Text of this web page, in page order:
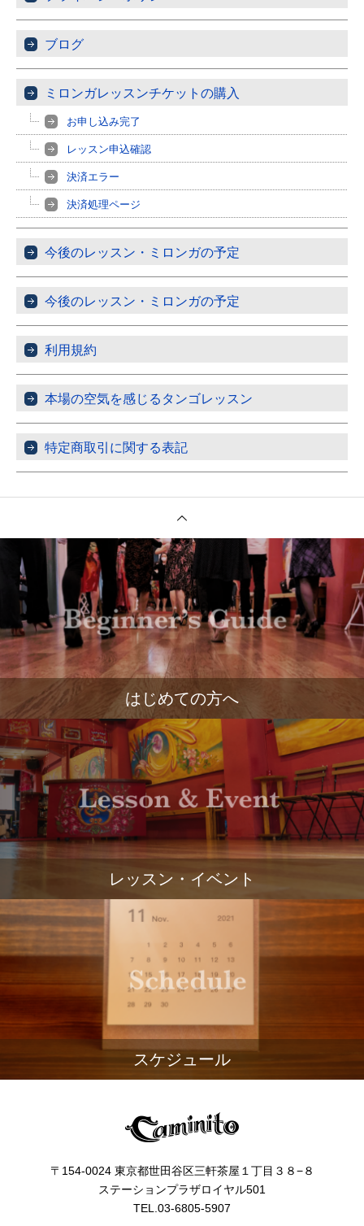
ブログ
ミロンガレッスンチケットの購入
お申し込み完了
レッスン申込確認
決済エラー
決済処理ページ
今後のレッスン・ミロンガの予定
今後のレッスン・ミロンガの予定
利用規約
本場の空気を感じるタンゴレッスン
特定商取引に関する表記
はじめての方へ
レッスン・イベント
スケジュール
〒154-0024 東京都世田谷区三軒茶屋１丁目３８−８
ステーションプラザロイヤル501
TEL.03-6805-5907